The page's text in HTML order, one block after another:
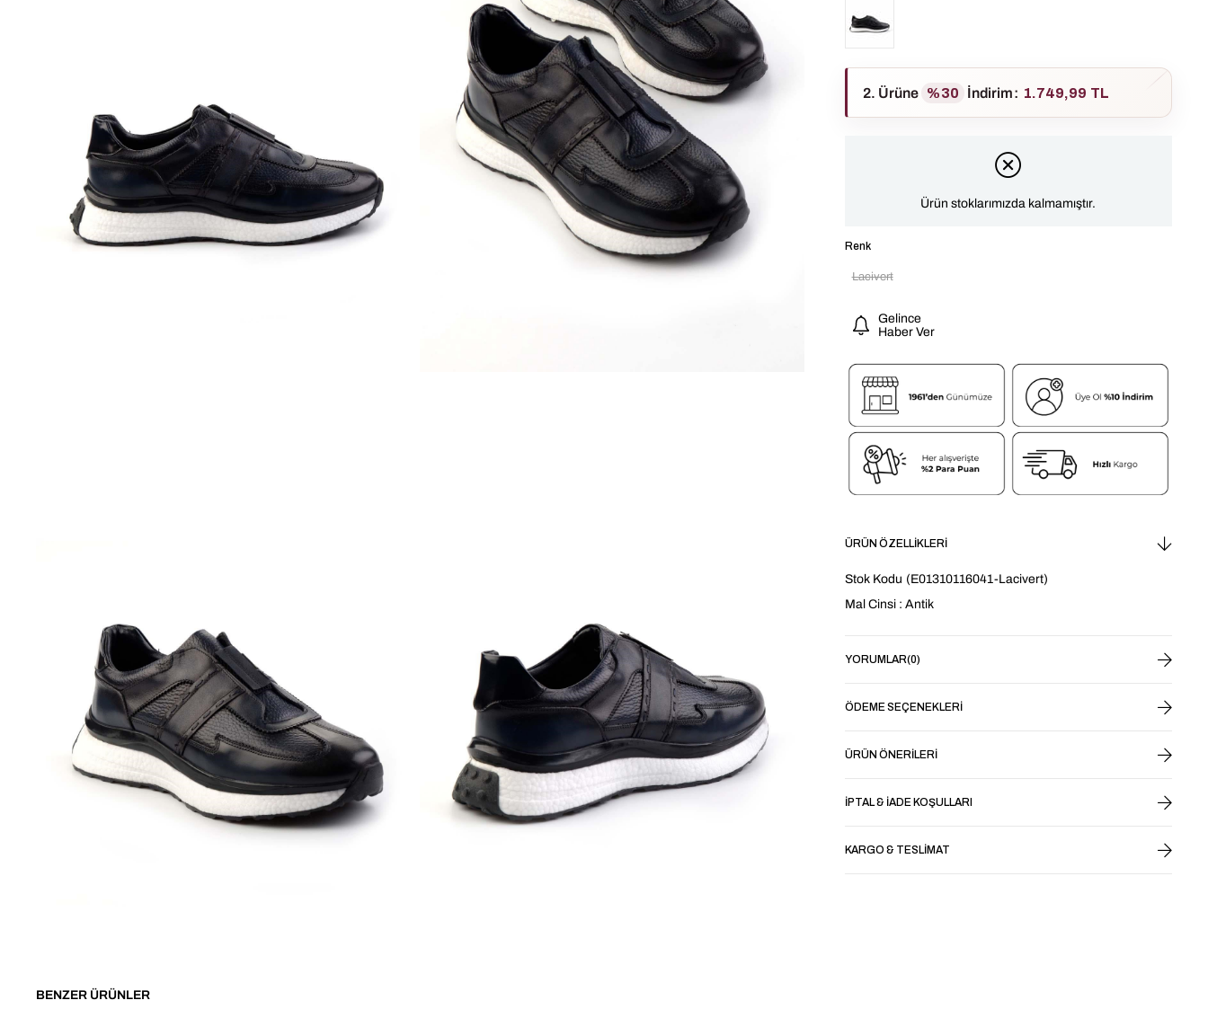
2. Ürüne %30 İndirim: 1.749,99 TL
Ürün stoklarımızda kalmamıştır.
Renk
Lacivert
Gelince
Haber Ver
ÜRÜN ÖZELLIKLERI
Stok Kodu (E01310116041-Lacivert)
Mal Cinsi : Antik
YORUMLAR(0)
ÖDEME SEÇENEKLERI
ÜRÜN ÖNERILERI
İPTAL & İADE KOŞULLARI
KARGO & TESLIMAT
BENZER ÜRÜNLER